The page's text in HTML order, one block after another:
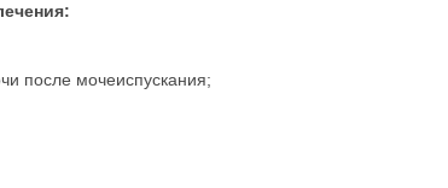
после мочеиспускания;